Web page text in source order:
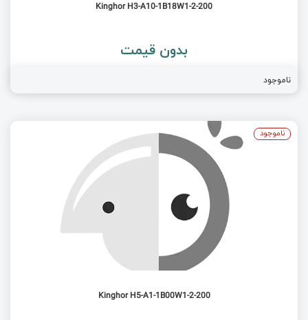
Kinghor H3-A10-1B18W1-2-200
بدون قیمت
ناموجود
Kinghor H5-A1-1B00W1-2-200
ناموجود